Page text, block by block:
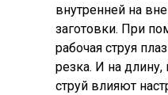
внутренней на
заготовки. При
рабочая струя
резка. И на
струй влияют